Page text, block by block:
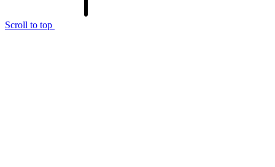
Scroll to top